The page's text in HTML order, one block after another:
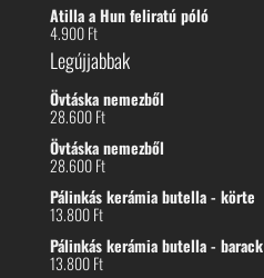
Atilla a Hun feliratú póló
4.900Ft
Legújjabbak
Övtáska nemezből
28.600Ft
Övtáska nemezből
28.600Ft
Pálinkás kerámia butella - körte
13.800Ft
Pálinkás kerámia butella - barack
13.800Ft